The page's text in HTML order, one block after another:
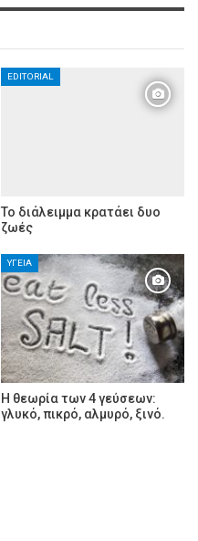
EDITORIAL
Το διάλειμμα κρατάει δυο
ζωές
ΥΓΕΊΑ
Η θεωρία των 4 γεύσεων:
γλυκό, πικρό, αλμυρό, ξινό.